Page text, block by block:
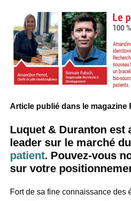
Article publié dans le magazine
Luquet & Duranton est
leader sur le marché du
patient. Pouvez-vous
sur votre
Fort de sa fine connaissance des